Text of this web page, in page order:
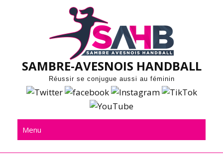
SAMBRE-AVESNOIS HANDBALL
Réussir se conjugue aussi au féminin
Menu